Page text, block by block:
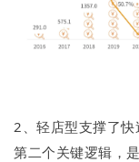
2、轻店型支撑了快
第二个关键逻辑，